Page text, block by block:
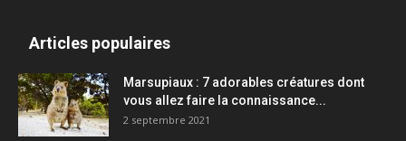
Articles populaires
Marsupiaux : 7 adorables créatures dont
vous allez faire la connaissance...
2 septembre 2021